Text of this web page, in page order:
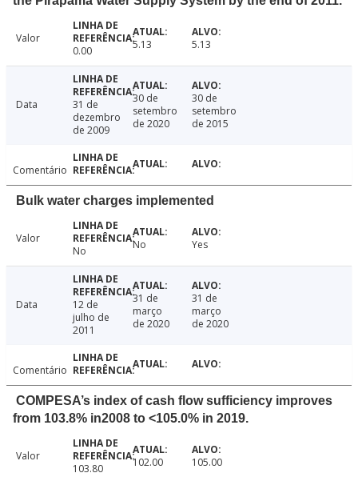
Valor
0.00
5.13 5.13
Data
31 de
dezembro
de 2009
30 de
setembro
de 2020
30 de
setembro
de 2015
Comentário
Bulk water charges implemented
Valor
No
No Yes
Data
12 de
julho de
2011
31 de
março
de 2020
31 de
março
de 2020
Comentário
COMPESA’s index of cash flow sufficiency improves
from 103.8% in2008 to <105.0% in 2019.
Valor
103.80
102.00 105.00